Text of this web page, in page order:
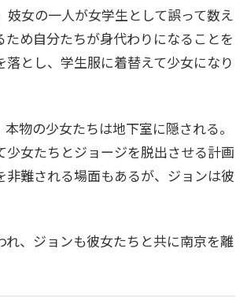
女の一人が女学生として誤って数え
め自分たちが身代わりになることを
とし、学生服に着替えて少女になり
物の少女たちは地下室に隠される。
女たちとジョージを脱出させる計画
難される場面もあるが、ジョンは彼
、ジョンも彼女たちと共に南京を離